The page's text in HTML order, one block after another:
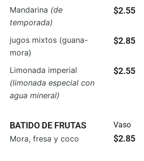
Mandarina (de
temporada)
$2.55
jugos mixtos (guana-
mora)
$2.85
Limonada imperial
(limonada especial con
agua mineral)
$2.55
BATIDO DE FRUTAS
Mora, fresa y coco
Vaso
$2.85